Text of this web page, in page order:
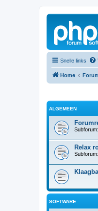
Snelle links
Home
ALGEMEEN
Subforum:
Relax
Subforum:
SOFTWARE